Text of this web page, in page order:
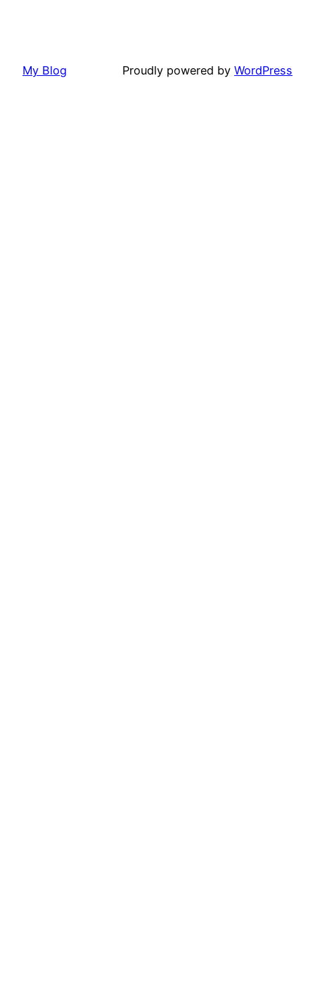
My Blog Proudly powered by WordPress